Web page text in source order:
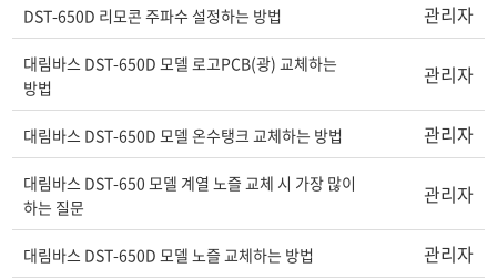
DST-650D 리모콘 주파수 설정하는 방법 관리자
대림바스 DST-650D 모델 로고PCB(광) 교체하는
방법
관리자
대림바스 DST-650D 모델 온수탱크 교체하는 방법 관리자
대림바스 DST-650 모델 계열 노즐 교체 시 가장 많이
하는 질문
관리자
대림바스 DST-650D 모델 노즐 교체하는 방법 관리자